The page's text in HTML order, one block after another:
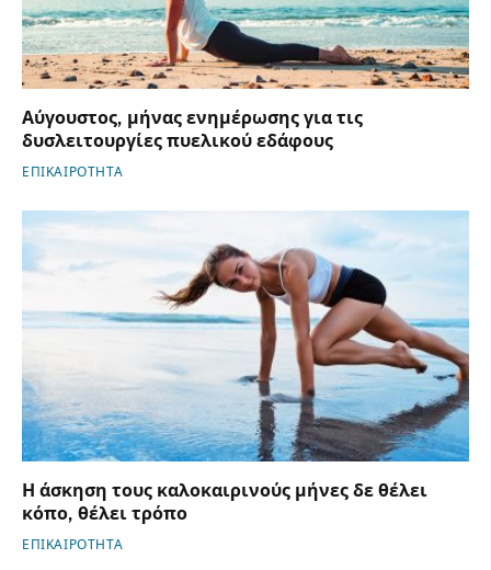
Αύγουστος, μήνας ενημέρωσης για τις
δυσλειτουργίες πυελικού εδάφους
ΕΠΙΚΑΙΡΟΤΗΤΑ
Η άσκηση τους καλοκαιρινούς μήνες δε θέλει
κόπο, θέλει τρόπο
ΕΠΙΚΑΙΡΟΤΗΤΑ